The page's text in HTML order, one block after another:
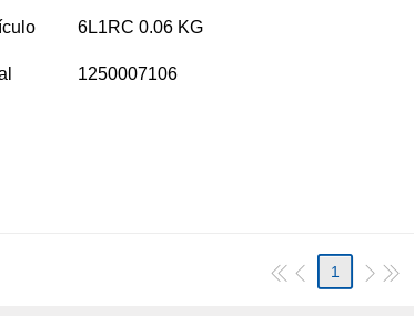
6L1RC 0.06 KG
1250007106
1